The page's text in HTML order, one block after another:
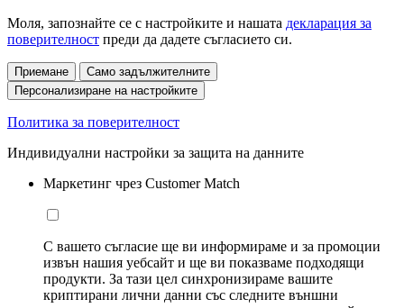
Моля, запознайте се с настройките и нашата декларация за
поверителност преди да дадете съгласието си.
Приемане
Само задължителните
Персонализиране на настройките
Политика за поверителност
Индивидуални настройки за защита на данните
Маркетинг чрез Customer Match
С вашето съгласие ще ви информираме и за промоции
извън нашия уебсайт и ще ви показваме подходящи
продукти. За тази цел синхронизираме вашите
криптирани лични данни със следните външни